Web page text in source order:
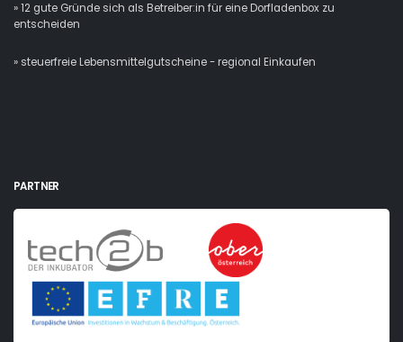
» 12 gute Gründe sich als Betreiber:in für eine Dorfladenbox zu
entscheiden
» steuerfreie Lebensmittelgutscheine - regional Einkaufen
PARTNER